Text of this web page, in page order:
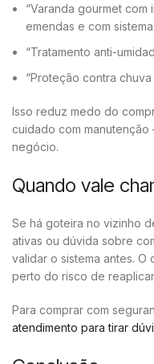
“Varanda gourmet
emendas e com
“Tratamento anti-
“Proteção contra
Isso reduz medo do
cuidado com
negócio.
Quando vale
Se há goteira no vizinho
ativas ou dúvida sobre
validar o sistema antes.
perto do risco de
Para comprar com
atendimento para tirar